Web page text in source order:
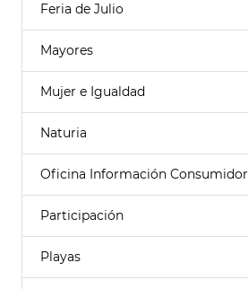
Feria de Julio
Mayores
Mujer e Igualdad
Naturia
Oficina Información Consumidor
Participación
Playas